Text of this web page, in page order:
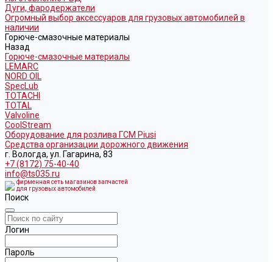
Дуги, фародержатели
Огромный выбор аксессуаров для грузовых автомобилей в
наличии
Горюче-смазочные материалы
Назад
Горюче-смазочные материалы
LEMARC
NORD OIL
SpecLub
TOTACHI
TOTAL
Valvoline
CoolStream
Оборудование для розлива ГСМ Piusi
Средства организации дорожного движения
г. Вологда, ул. Гагарина, 83
+7 (8172) 75-40-40
info@ts035.ru
фирменная сеть магазинов запчастей
для грузовых автомобилей
Поиск
Логин
Пароль